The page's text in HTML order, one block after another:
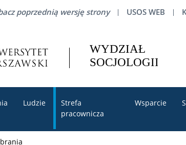
poprzednią wersję strony USOS WEB
Ludzie
Strefa
pracownicza
Wsparcie